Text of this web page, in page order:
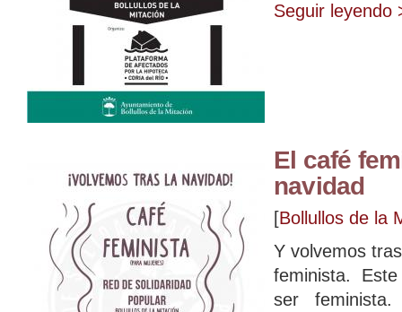
Seguir leyendo
El café
navidad
[Bollullos de la
Y volvemos
feminista.
ser